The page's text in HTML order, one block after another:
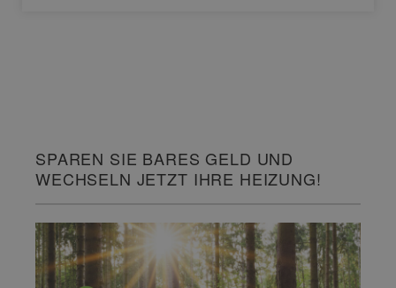
SPAREN SIE BARES GELD UND
WECHSELN JETZT IHRE HEIZUNG!